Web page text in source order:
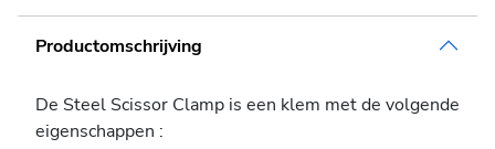
Productomschrijving
De Steel Scissor Clamp is een klem met de volgende
eigenschappen :